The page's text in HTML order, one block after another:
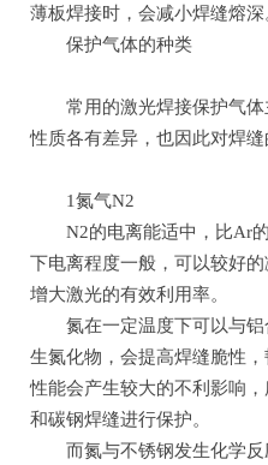
薄板焊接时，会减小焊缝熔深
保护气体的种类
常用的激光焊接保护气
性质各有差异，也因此对焊缝
1氮气N2
N2的电离能适中，比Ar
下电离程度一般，可以较好
增大激光的有效利用率。
氮在一定温度下可以与
生氮化物，会提高焊缝脆性
性能会产生较大的不利影响
和碳钢焊缝进行保护。
而氮与不锈钢发生化学